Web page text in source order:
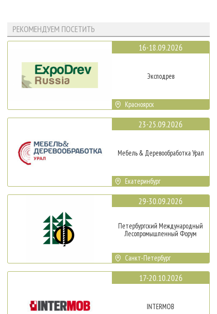
РЕКОМЕНДУЕМ ПОСЕТИТЬ
16-18.09.2026
Эксподрев
Красноярск
23-25.09.2026
Мебель & Деревообработка Урал
Екатеринбург
29-30.09.2026
Петербургский Международный
Лесопромышленный Форум
Санкт-Петербург
17-20.10.2026
INTERMOB